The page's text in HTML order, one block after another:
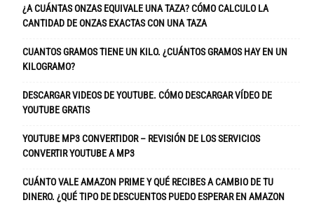
¿A CUÁNTAS ONZAS EQUIVALE UNA TAZA? CÓMO CALCULO LA
CANTIDAD DE ONZAS EXACTAS CON UNA TAZA
CUANTOS GRAMOS TIENE UN KILO. ¿CUÁNTOS GRAMOS HAY EN UN
KILOGRAMO?
DESCARGAR VIDEOS DE YOUTUBE. CÓMO DESCARGAR VÍDEO DE
YOUTUBE GRATIS
YOUTUBE MP3 CONVERTIDOR – REVISIÓN DE LOS SERVICIOS
CONVERTIR YOUTUBE A MP3
CUÁNTO VALE AMAZON PRIME Y QUÉ RECIBES A CAMBIO DE TU
DINERO. ¿QUÉ TIPO DE DESCUENTOS PUEDO ESPERAR EN AMAZON